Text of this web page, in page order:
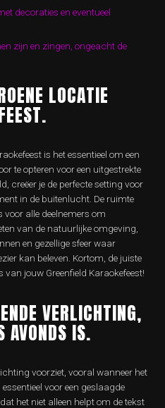
decoraties en eventueel
zijn en zingen, ongeacht de
LOCATIE
is het essentieel om een
te opteren voor een uitgestrekte
creëer je de perfecte setting voor
in de buitenlucht. De ruimte
voor alle deelnemers om
van de natuurlijke omgeving,
en gezellige sfeer waar
kan beleven. Kortom, de juiste
jouw Greenfield Karaokefeest!
VERLICHTING,
AVONDS IS.
voorziet, vooral wanneer het
voor een geslaagde
het niet alleen helpt om de tekst